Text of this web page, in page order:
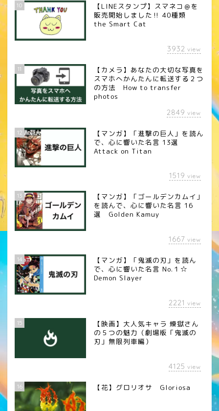
10
【LINEスタンプ】スマネコ＠を
販売開始しました‼︎ 40種類
the Smart Cat
3932 view
11
【カメラ】あなたの大切な写真を
スマホへかんたんに転送する２つ
の方法 How to transfer
photos
2849 view
12
【マンガ】「進撃の巨人」を読ん
で、心に響いた名言 13選
Attack on Titan
1519 view
13
【マンガ】「ゴールデンカムイ」
を読んで、心に響いた名言 16
選 Golden Kamuy
1667 view
14
【マンガ】「鬼滅の刃」を読ん
で、心に響いた名言 No.１☆
Demon Slayer
2221 view
15
【映画】大人気キャラ 煉󠄁獄さん
の５つの魅力（劇場版「鬼滅の
刃」無限列車編）
4125 view
16 【花】グロリオサ Gloriosa